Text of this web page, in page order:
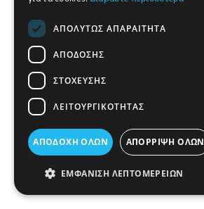
ΑΠΟΛΎΤΩΣ ΑΠΑΡΑΊΤΗΤΑ
ΑΠΌΔΟΣΗΣ
ΣΤΌΧΕΥΣΗΣ
ΛΕΙΤΟΥΡΓΙΚΌΤΗΤΑΣ
ΑΠΟΔΟΧΉ ΌΛΩΝ ΑΠΌΡΡΙΨΗ ΌΛΩΝ
ΕΜΦΆΝΙΣΗ ΛΕΠΤΟΜΕΡΕΙΏΝ